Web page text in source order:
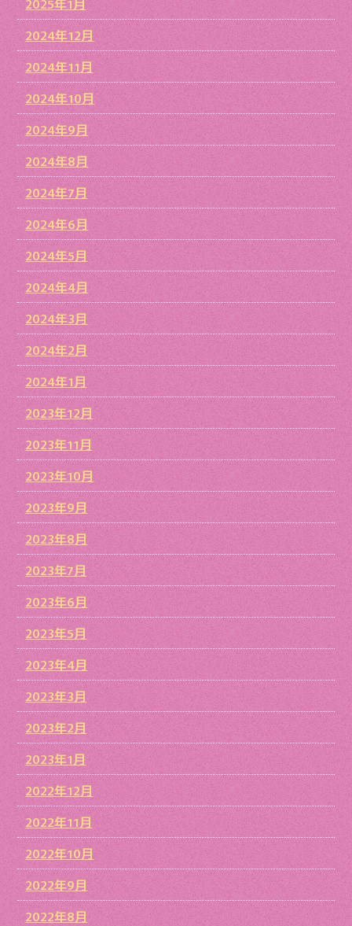
2024年12月
2024年11月
2024年10月
2024年9月
2024年8月
2024年7月
2024年6月
2024年5月
2024年4月
2024年3月
2024年2月
2024年1月
2023年12月
2023年11月
2023年10月
2023年9月
2023年8月
2023年7月
2023年6月
2023年5月
2023年4月
2023年3月
2023年2月
2023年1月
2022年12月
2022年11月
2022年10月
2022年9月
2022年8月